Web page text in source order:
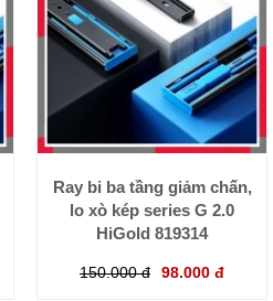
Ray bi ba tầng giảm chấn,
lo xò kép series G 2.0
HiGold 819314
150.000 đ 98.000 đ